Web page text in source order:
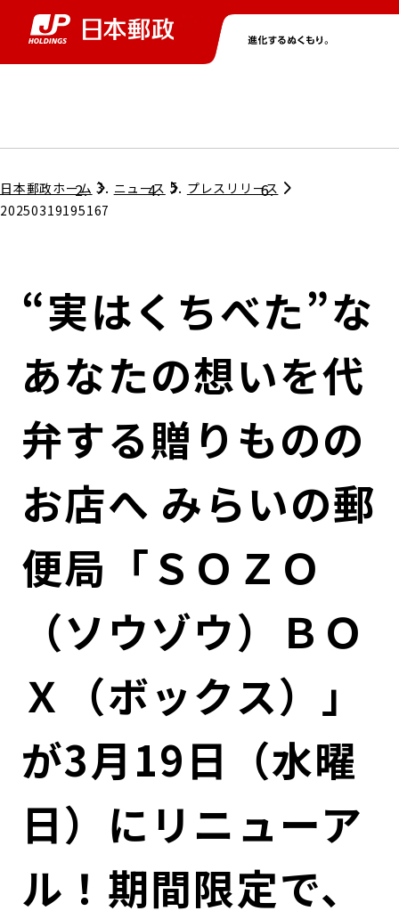
グループ情報トップ
コンプライアンス
ガバナンス
ローカル共創イニシアティブ
関連事業
株主・投資家情報トップ
個人投資家のみなさまへ
株式情報
IRカレンダー
ニューストップ
サステナビリティトップ
担当役員メッセージ
サステナビリティマネジメント
社会
ガバナンス
ESGデータ集
採用情報トップ
日本郵政ホーム ニュース
プレスリリース
20250319195167
“実はくちべた”な
あなたの想いを代
弁する贈りものの
お店へ みらいの郵
便局「ＳＯＺＯ
（ソウゾウ）ＢＯ
Ｘ（ボックス）」
が3月19日（水曜
日）にリニューア
ル！期間限定で、